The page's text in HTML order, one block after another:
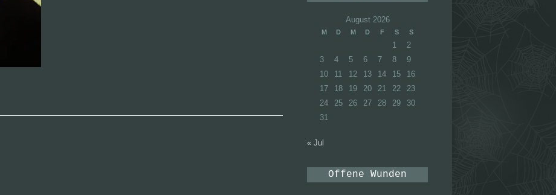
August 2026
M D M D F S S
1
2
3
4 5 6 7 8
9
10
11 12 13 14 15
16
17
18 19 20 21 22
23
24
25 26 27 28 29
30
31
« Jul
Offene Wunden